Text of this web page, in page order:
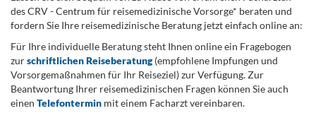
des CRV - Centrum für reisemedizinische Vorsorge* beraten und
fordern Sie Ihre reisemedizinische Beratung jetzt einfach online an:
Für Ihre individuelle Beratung steht Ihnen online ein Fragebogen
zurschriftlichen Reiseberatung(empfohlene Impfungen und
Vorsorgemaßnahmen für Ihr Reiseziel) zur Verfügung. Zur
Beantwortung Ihrer reisemedizinischen Fragen können Sie auch
einen Telefontermin mit einem Facharzt vereinbaren.